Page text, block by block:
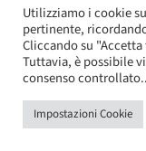
Angelo Frigerio -
Utilizziamo i cookie
pertinente,
Cliccando su
Tuttavia, è possibile
consenso controllato..
Impostazioni Cookie